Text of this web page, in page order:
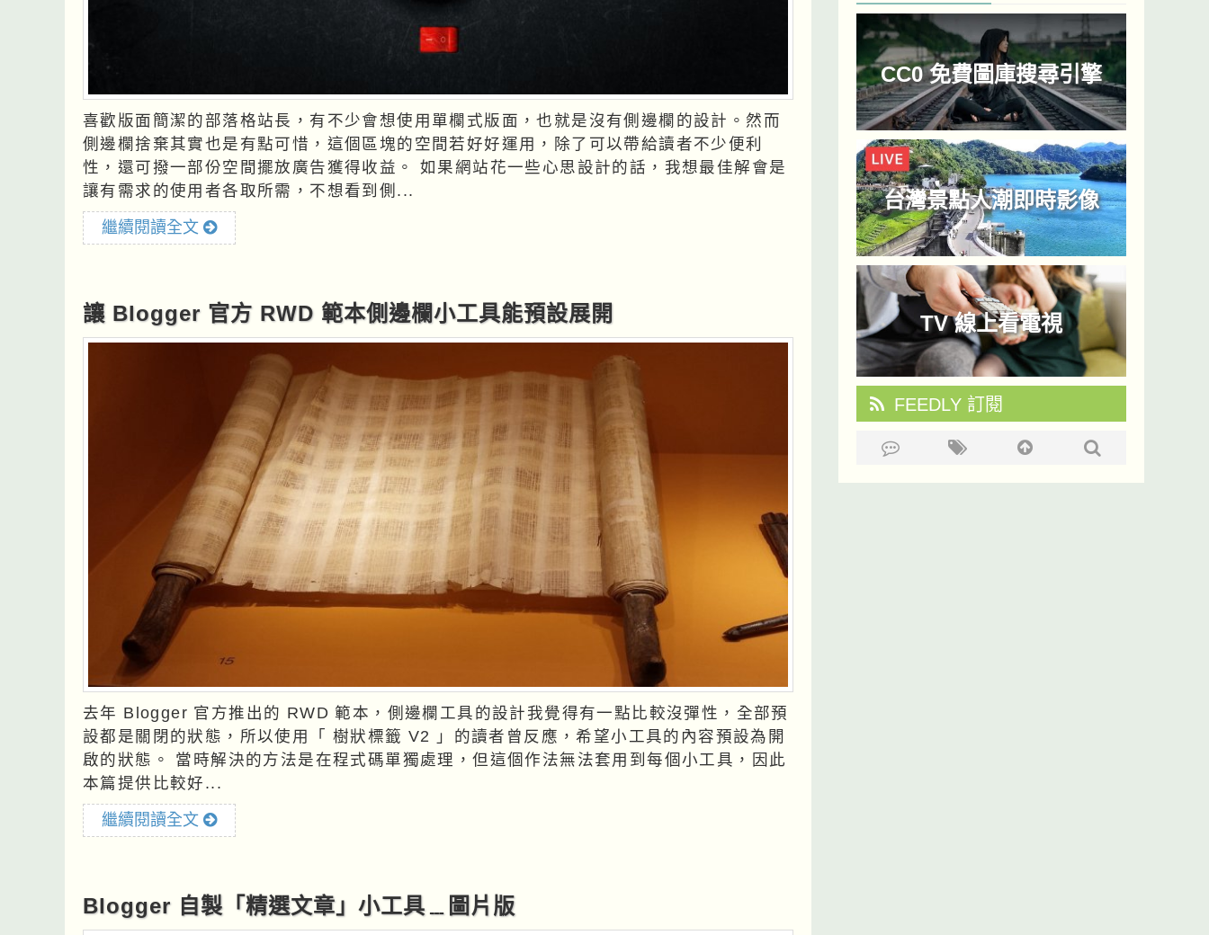
喜歡版面簡潔的部落格站長，有不少會想使用單欄式版面，也就是沒有側邊欄的設計。然而
側邊欄捨棄其實也是有點可惜，這個區塊的空間若好好運用，除了可以帶給讀者不少便利
性，還可撥一部份空間擺放廣告獲得收益。 如果網站花一些心思設計的話，我想最佳解會是
讓有需求的使用者各取所需，不想看到側...
繼續閱讀全文
讓 Blogger 官方 RWD 範本側邊欄小工具能預設展開
去年 Blogger 官方推出的 RWD 範本，側邊欄工具的設計我覺得有一點比較沒彈性，全部預
設都是關閉的狀態，所以使用「 樹狀標籤 V2 」的讀者曾反應，希望小工具的內容預設為開
啟的狀態。 當時解決的方法是在程式碼單獨處理，但這個作法無法套用到每個小工具，因此
本篇提供比較好...
繼續閱讀全文
Blogger 自製「精選文章」小工具﹍圖片版
CC0 免費圖庫搜尋引擎
台灣景點人潮即時影像
TV 線上看電視
FEEDLY 訂閱